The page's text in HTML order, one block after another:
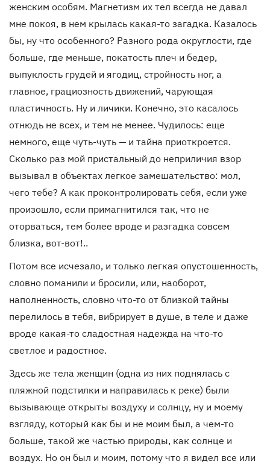
женским особям. Магнетизм их тел всегда не давал
мне покоя, в нем крылась какая-то загадка. Казалось
бы, ну что особенного? Разного рода округлости, где
больше, где меньше, покатость плеч и бедер,
выпуклость грудей и ягодиц, стройность ног, а
главное, грациозность движений, чарующая
пластичность. Ну и личики. Конечно, это касалось
отнюдь не всех, и тем не менее. Чудилось: еще
немного, еще чуть-чуть — и тайна приоткроется.
Сколько раз мой пристальный до неприличия взор
вызывал в объектах легкое замешательство: мол,
чего тебе? А как проконтролировать себя, если уже
произошло, если примагнитился так, что не
оторваться, тем более вроде и разгадка совсем
близка, вот-вот!..
Потом все исчезало, и только легкая опустошенность,
словно поманили и бросили, или, наоборот,
наполненность, словно что-то от близкой тайны
перелилось в тебя, вибрирует в душе, в теле и даже
вроде какая-то сладостная надежда на что-то
светлое и радостное.
Здесь же тела женщин (одна из них поднялась с
пляжной подстилки и направилась к реке) были
вызывающе открыты воздуху и солнцу, ну и моему
взгляду, который как бы и не моим был, а чем-то
больше, такой же частью природы, как солнце и
воздух. Но он был и моим, потому что я видел все или